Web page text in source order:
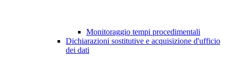
Monitoraggio tempi procedimentali
Dichiarazioni sostitutive e acquisizione d'ufficio
dei dati